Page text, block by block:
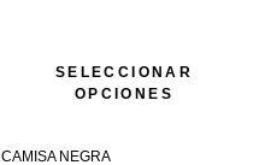
SELECCIONAR
OPCIONES
CAMISA NEGRA